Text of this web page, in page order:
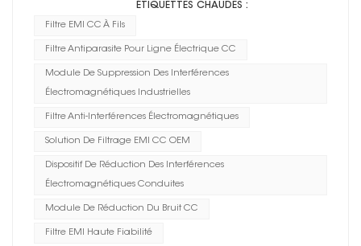
ÉTIQUETTES CHAUDES :
Filtre EMI CC À Fils
Filtre Antiparasite Pour Ligne Électrique CC
Module De Suppression Des Interférences
Électromagnétiques Industrielles
Filtre Anti-Interférences Électromagnétiques
Solution De Filtrage EMI CC OEM
Dispositif De Réduction Des Interférences
Électromagnétiques Conduites
Module De Réduction Du Bruit CC
Filtre EMI Haute Fiabilité